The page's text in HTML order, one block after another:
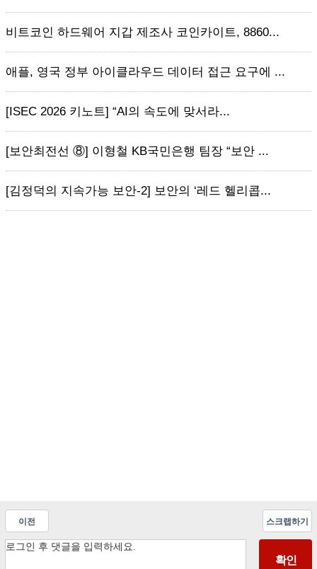
비트코인 하드웨어 지갑 제조사 코인카이트, 8860...
애플, 영국 정부 아이클라우드 데이터 접근 요구에 ...
[ISEC 2026 키노트] “AI의 속도에 맞서라...
[보안최전선 ⑧] 이형철 KB국민은행 팀장 “보안 ...
[김정덕의 지속가능 보안-2] 보안의 ‘레드 헬리콥...
이전 스크랩하기